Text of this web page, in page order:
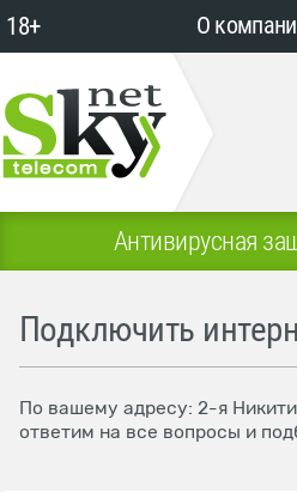
18+ О
Антивирусная
Подключить
По вашему адресу: 2-я
ответим на все вопросы и